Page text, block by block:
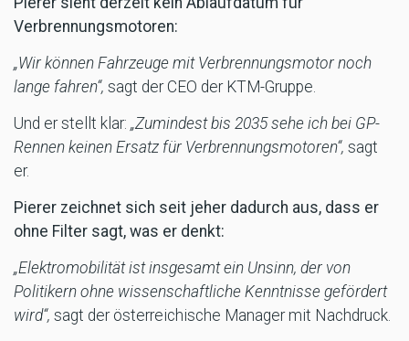
Verbrennungsmotoren:
„Wir können Fahrzeuge mit Verbrennungsmotor noch
lange fahren“, sagt der CEO der KTM-Gruppe.
Und er stellt klar: „Zumindest bis 2035 sehe ich bei GP-
Rennen keinen Ersatz für Verbrennungsmotoren“, sagt
er.
Pierer zeichnet sich seit jeher dadurch aus, dass er
ohne Filter sagt, was er denkt:
„Elektromobilität ist insgesamt ein Unsinn, der von
Politikern ohne wissenschaftliche Kenntnisse gefördert
wird“, sagt der österreichische Manager mit Nachdruck.